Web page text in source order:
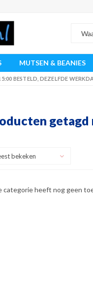
MUTSEN & BEANIES
BESTELD, DEZELFDE
getagd
bekeken
categorie heeft nog geen